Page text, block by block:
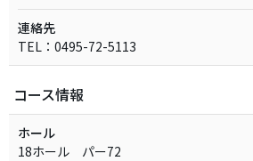
連絡先
TEL：0495-72-5113
コース情報
ホール
18ホール パー72